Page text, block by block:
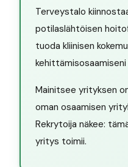
Terveystalo
potilaslähtöisen
tuoda kliinisen
Mainitsee yrityksen
oman osaamisen
Rekrytoija näkee:
yritys toimii.